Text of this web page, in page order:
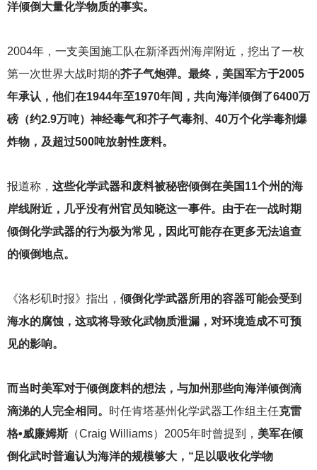
洋倾倒大量化学物质的事实。
2004年，一支美国施工队在新泽西州海岸附近，挖出了一枚
第一次世界大战时期的芥子气炮弹。最终，美国军方于2005
年承认，他们在1944年至1970年间，共向海洋倾倒了6400万
磅（约2.9万吨）神经毒气和芥子气毒剂、40万个化学毒剂爆
炸物，及超过500吨放射性废料。
报道称， 这些化学武器和废料被秘密倾倒在美国11个州的海
岸线附近，几乎没有州官员知晓这一事件。由于在一战时期
倾倒化学武器的行为极为常见，因此可能存在更多无法追查
的倾倒地点。
《洛杉矶时报》指出， 倾倒化学武器所用的容器可能会受到
海水的腐蚀，这或将导致化武物质泄漏，对环境造成不可预
见的影响。
而当时美军对于倾倒废料的想法，与加州那些向海洋倾倒滴
滴涕的人完全相同。 时任肯塔基州化学武器工作组主任克雷
格•威廉姆斯（Craig Williams）2005年时曾提到， 美军在倾
倒化武时普遍认为海洋的规模够大，“足以吸收化学物